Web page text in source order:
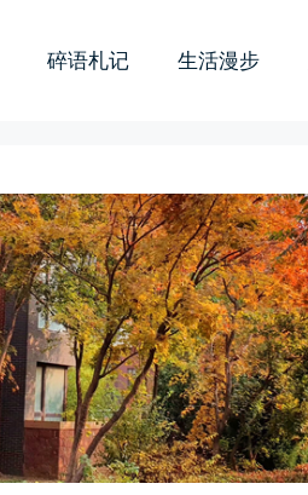
碎语札记 生活漫步